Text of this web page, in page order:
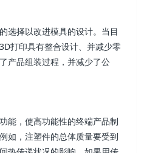
选择以改进模具的设计。当目
打印具有整合设计、并减少零
产品组装过程，并减少了公
能，使高功能性的终端产品制
如，注塑件的总体质量要受到